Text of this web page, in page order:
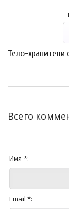
Тело-хранители
Всего
Имя *:
Email *: